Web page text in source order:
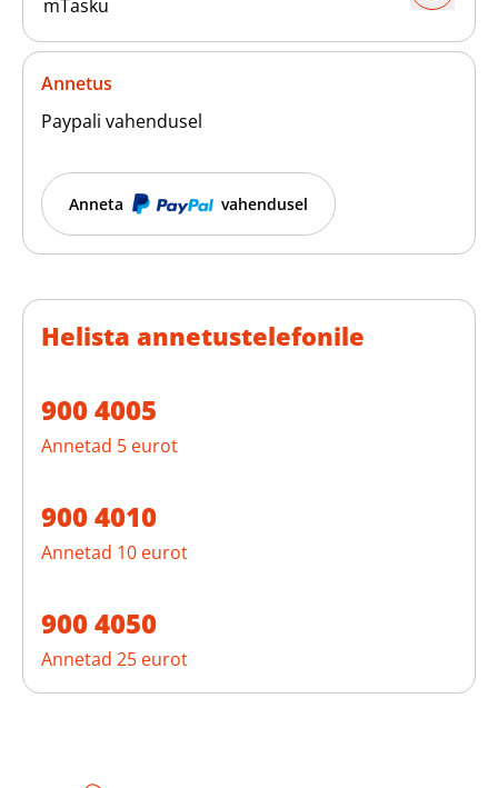
mTasku
Annetus
Paypali vahendusel
Anneta vahendusel
Helista annetustelefonile
900 4005
Annetad 5 eurot
900 4010
Annetad 10 eurot
900 4050
Annetad 25 eurot